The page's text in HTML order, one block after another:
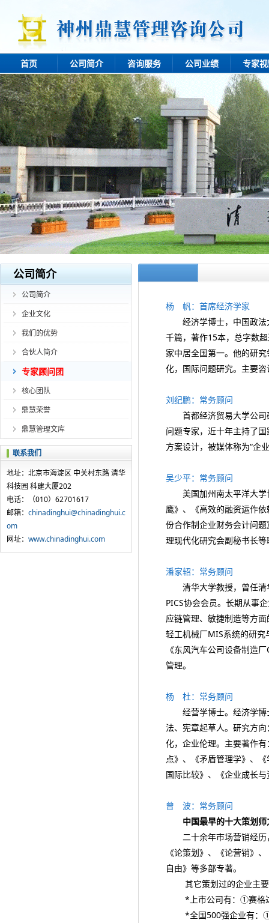
首页 公司简介 咨询服务 公司业绩 专家
公司简介
公司简介
企业文化
我们的优势
合伙人简介
专家顾问团
核心团队
鼎慧荣誉
鼎慧管理文库
联系我们
地址：北京市海淀区 中关村东路 清华
科技园 科建大厦202
电话：（010）62701617
邮箱： chinadinghui@chinadinghui.c
om
网址： www.chinadinghui.com
杨 帆：首席经济学家
经济学博士，中国政法
千篇，著作15本，总字数
家中居全国第一。他的研
化，国际问题研究。主要
刘纪鹏：常务顾问
首都经济贸易大学公司
问题专家，近十年主持了
方案设计，被媒体称为“企
吴少平：常务顾问
美国加州南太平洋大学
鹰》、《高效的融资运作
份合作制企业财务会计问
理现代化研究会副秘书长
潘家轺：常务顾问
清华大学教授，曾任清
PICS协会会员。长期从事
应链管理、敏捷制造等方
轻工机械厂MIS系统的研
《东风汽车公司设备制造
管理。
杨 杜：常务顾问
经营学博士。经济学博
法、宪章起草人。研究方
化，企业伦理。主要著作
点》、《矛盾管理学》、
国际比较》、《企业成长
曾 波：常务顾问
中国最早的十大策划
二十余年市场营销经历
《论策划》、《论营销》
自由》等多部专著。
其它策划过的企业主
*上市公司有：①赛格
*全国500强企业有：①